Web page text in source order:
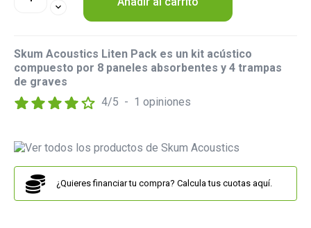
Skum Acoustics Liten Pack es un kit acústico
compuesto por 8 paneles absorbentes y 4 trampas
de graves
4/5 - 1 opiniones
¿Quieres financiar tu compra? Calcula tus cuotas aquí.